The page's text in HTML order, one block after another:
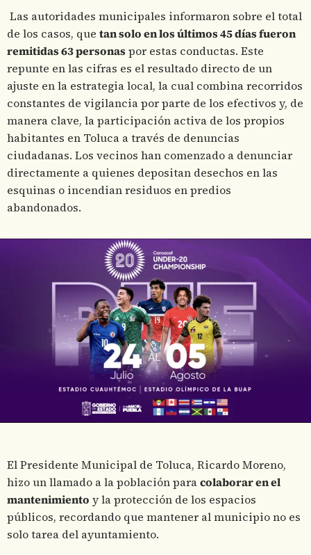
Las autoridades municipales informaron sobre el total
de los casos, que tan solo en los últimos 45 días fueron
remitidas 63 personaspor estas conductas. Este
repunte en las cifras es el resultado directo de un
ajuste en la estrategia local, la cual combina recorridos
constantes de vigilancia por parte de los efectivos y, de
manera clave, la participación activa de los propios
habitantes en Toluca a través de denuncias
ciudadanas. Los vecinos han comenzado a denunciar
directamente a quienes depositan desechos en las
esquinas o incendian residuos en predios
abandonados.
El Presidente Municipal de Toluca, Ricardo Moreno,
hizo un llamado a la población paracolaborar en el
mantenimiento y la protección de los espacios
públicos, recordando que mantener al municipio no es
solo tarea del ayuntamiento.